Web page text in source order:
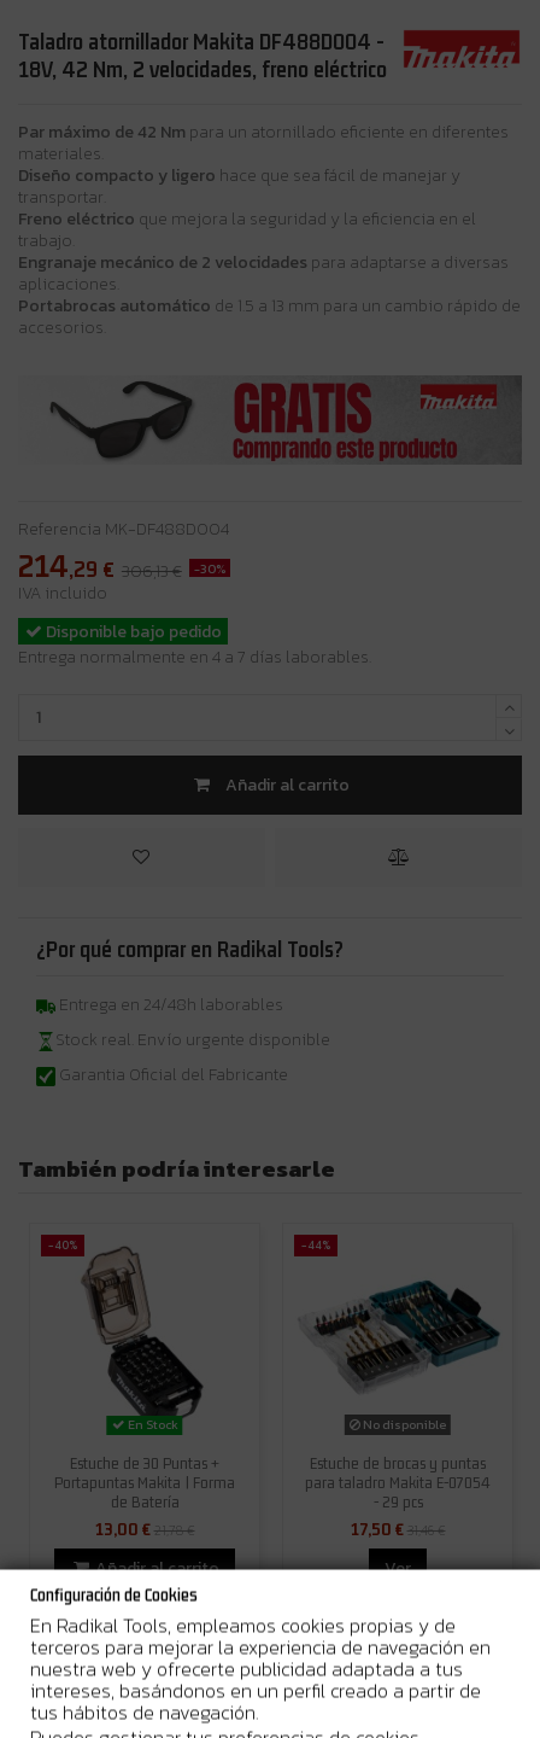
Taladro atornillador Makita DF488D004 -
18V, 42 Nm, 2 velocidades, freno eléctrico
Par máximo de 42 Nm para un atornillado eficiente en diferentes
materiales.
Diseño compacto y ligero hace que sea fácil de manejar y
transportar.
Freno eléctrico que mejora la seguridad y la eficiencia en el
trabajo.
Engranaje mecánico de 2 velocidades para adaptarse a diversas
aplicaciones.
Portabrocas automático de 1.5 a 13 mm para un cambio rápido de
accesorios.
Referencia MK-DF488D004
214,29 € 306,13 € -30%
IVA incluido
Disponible bajo pedido
Entrega normalmente en 4 a 7 días laborables.
Añadir al carrito
¿Por qué comprar en Radikal Tools?
Entrega en 24/48h laborables
Stock real. Envío urgente disponible
Garantia Oficial del Fabricante
También podría interesarle
-40%
En Stock
Estuche de 30 Puntas +
Portapuntas Makita | Forma
de Batería
13,00 €21,78 €
Añadir al carrito
-44%
No disponible
Estuche de brocas y puntas
para taladro Makita E-07054
- 29 pcs
17,50 €31,46 €
Ver
Más Información
Configuración de Cookies
En Radikal Tools, empleamos cookies propias y de
terceros para mejorar la experiencia de navegación en
nuestra web y ofrecerte publicidad adaptada a tus
intereses, basándonos en un perfil creado a partir de
tus hábitos de navegación.